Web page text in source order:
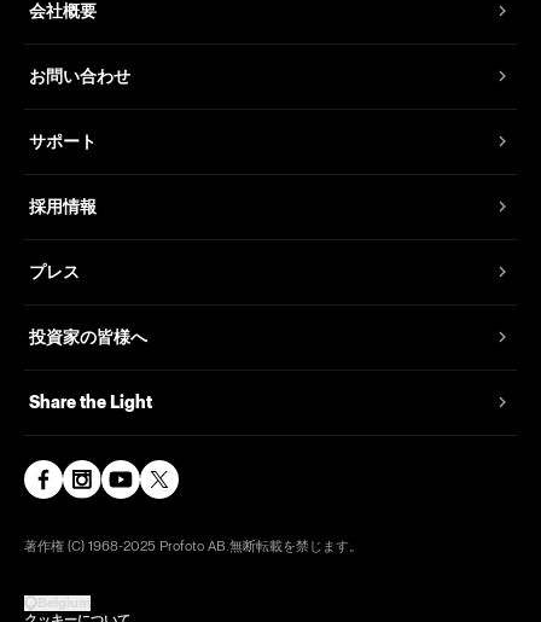
会社概要
お問い合わせ
サポート
採用情報
プレス
投資家の皆様へ
Share the Light
著作権 (C) 1968-2025 Profoto AB.無断転載を禁じます。